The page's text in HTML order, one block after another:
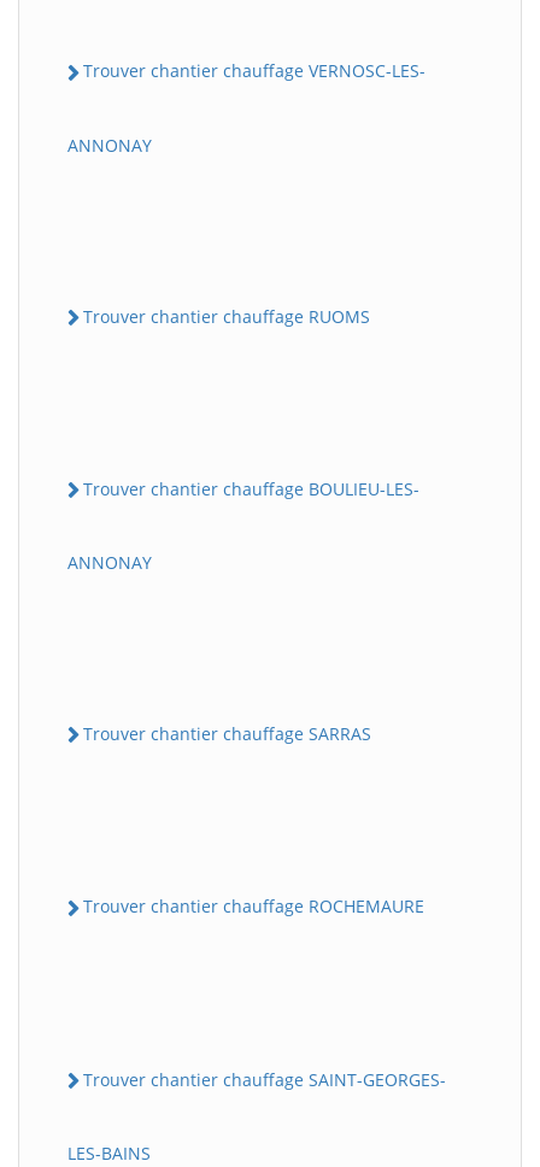
Trouver chantier chauffage VERNOSC-LES-
ANNONAY
Trouver chantier chauffage RUOMS
Trouver chantier chauffage BOULIEU-LES-
ANNONAY
Trouver chantier chauffage SARRAS
Trouver chantier chauffage ROCHEMAURE
Trouver chantier chauffage SAINT-GEORGES-
LES-BAINS